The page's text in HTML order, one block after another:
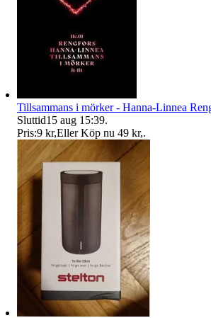
Tillsammans i mörker - Hanna-Linnea
Sluttid15 aug 15:39.
Pris:9 kr,Eller Köp nu 49 kr,.